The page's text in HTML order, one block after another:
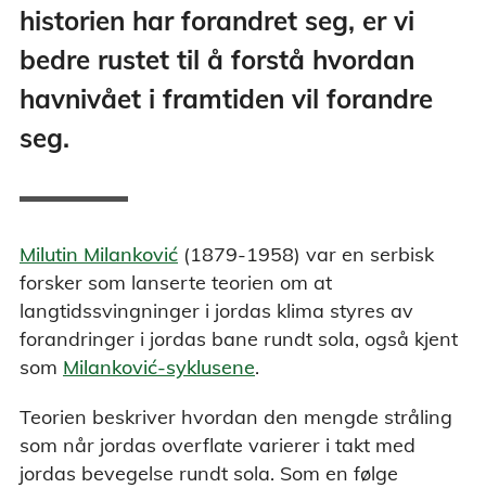
historien har forandret seg, er vi
bedre rustet til å forstå hvordan
havnivået i framtiden vil forandre
seg.
Milutin Milanković (1879-1958) var en serbisk
forsker som lanserte teorien om at
langtidssvingninger i jordas klima styres av
forandringer i jordas bane rundt sola, også kjent
som Milanković-syklusene.
Teorien beskriver hvordan den mengde stråling
som når jordas overflate varierer i takt med
jordas bevegelse rundt sola. Som en følge